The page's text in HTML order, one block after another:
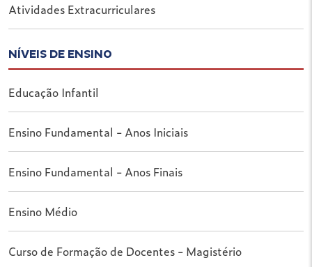
Atividades Extracurriculares
NÍVEIS DE ENSINO
Educação Infantil
Ensino Fundamental - Anos Iniciais
Ensino Fundamental - Anos Finais
Ensino Médio
Curso de Formação de Docentes - Magistério